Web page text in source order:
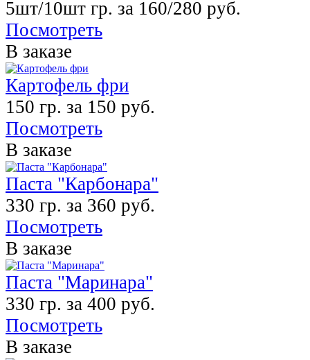
5шт/10шт гр. за 160/280 руб.
Посмотреть
В заказе
Картофель фри
150 гр. за 150 руб.
Посмотреть
В заказе
Паста "Карбонара"
330 гр. за 360 руб.
Посмотреть
В заказе
Паста "Маринара"
330 гр. за 400 руб.
Посмотреть
В заказе